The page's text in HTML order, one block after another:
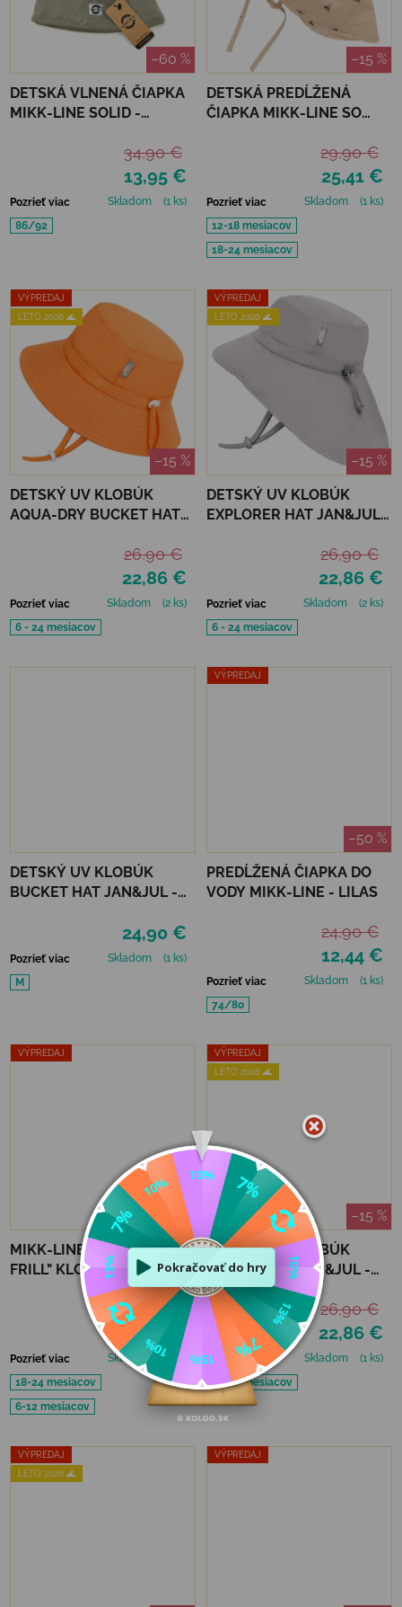
–60 %
DETSKÁ VLNENÁ ČIAPKA
MIKK-LINE SOLID -
13,95 €
34,90 €
Pozrieť viac Skladom
(1 ks)
86/92
–15 %
DETSKÁ PREDĹŽENÁ
ČIAPKA MIKK-LINE SO
25,41 €
29,90 €
Pozrieť viac Skladom
(1 ks)
12-18 mesiacov
18-24 mesiacov
VÝPREDAJ
LETO 2026 🌊
–15 %
DETSKÝ UV KLOBÚK
AQUA-DRY BUCKET HAT
22,86 €
26,90 €
Pozrieť viac Skladom
(2 ks)
6 - 24 mesiacov
VÝPREDAJ
LETO 2026 🌊
–15 %
DETSKÝ UV KLOBÚK
EXPLORER HAT JAN&JUL -
22,86 €
26,90 €
Pozrieť viac Skladom
(2 ks)
6 - 24 mesiacov
DETSKÝ UV KLOBÚK
BUCKET HAT JAN&JUL -
24,90 €
Pozrieť viac Skladom
(1 ks)
M
VÝPREDAJ
–50 %
PREDĹŽENÁ ČIAPKA DO
VODY MIKK-LINE - LILAS
12,44 €
24,90 €
Pozrieť viac Skladom
(1 ks)
74/80
VÝPREDAJ
–50 %
MIKK-LINE "BUCKET
FRILL" KLOBÚČIK
TWILIGHT MAUVE - UPF
15,74 €
31,50 €
Pozrieť viac Skladom
(1 ks)
18-24 mesiacov
6-12 mesiacov
VÝPREDAJ
LETO 2026 🌊
–15 %
DETSKÝ UV KLOBÚK
FLOPPY HAT JAN&JUL -
SAND
22,86 €
26,90 €
Pozrieť viac Skladom
(1 ks)
6 - 24 mesiacov
VÝPREDAJ
LETO 2026 🌊
VÝPREDAJ